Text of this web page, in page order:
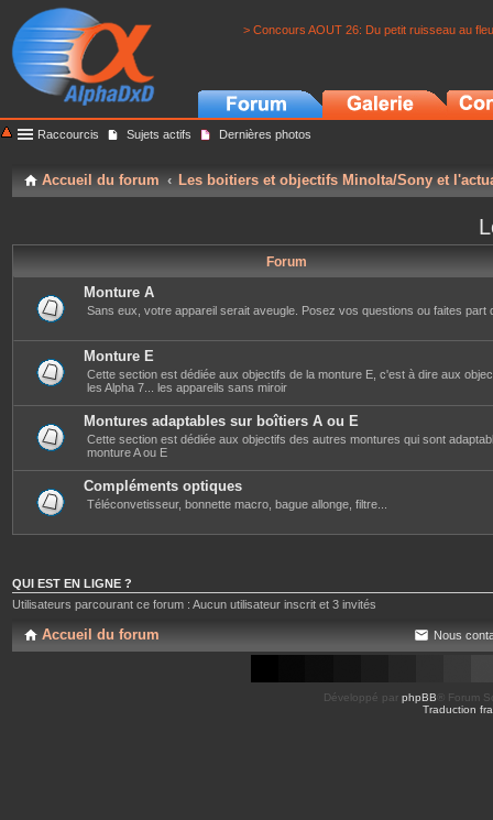
> Concours AOUT 26: Du petit ruisseau au
Raccourcis Sujets actifs Dernières photos
Accueil du forum Les boitiers et objectifs Minolta/Sony et
Forum
Monture A
Sans eux, votre appareil serait aveugle. Posez vos questions ou faites part
Monture E
Cette section est dédiée aux objectifs de la monture E, c'est à dire aux
les Alpha 7... les appareils sans miroir
Montures adaptables sur boîtiers A ou E
Cette section est dédiée aux objectifs des autres montures qui sont
monture A ou E
Compléments optiques
Téléconvetisseur, bonnette macro, bague allonge, filtre...
QUI EST EN LIGNE ?
Utilisateurs parcourant ce forum : Aucun utilisateur inscrit et 3 invités
Accueil du forum Nous
Développé par phpBB ® Forum
Traduction